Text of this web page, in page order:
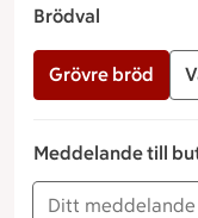
Brödval
Grövre bröd
Meddelande till